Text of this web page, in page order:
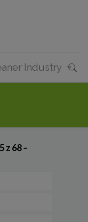
Industry
z 68 –